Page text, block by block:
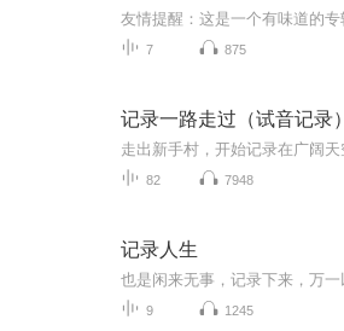
7 875
记录一路走过（试音记录）
82 7948
记录人生
9 1245